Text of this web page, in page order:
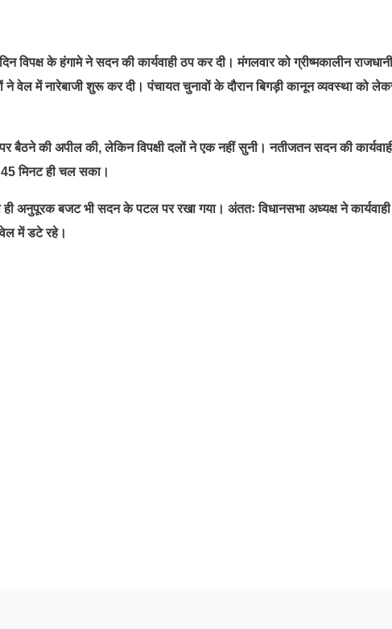
के हंगामे ने सदन की कार्यवाही ठप कर दी। मंगलवार को ग्रीष्मकालीन राजधानी
वेल में नारेबाजी शुरू कर दी। पंचायत चुनावों के दौरान बिगड़ी कानून व्यवस्था को
बैठने की अपील की, लेकिन विपक्षी दलों ने एक नहीं सुनी। नतीजतन सदन की
मिनट ही चल सका।
अनुपूरक बजट भी सदन के पटल पर रखा गया। अंततः विधानसभा अध्यक्ष ने कार्यवाही
में डटे रहे।